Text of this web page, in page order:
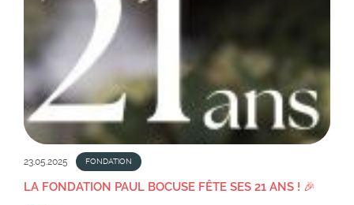
23.05.2025 FONDATION
LA FONDATION PAUL BOCUSE FÊTE SES 21 ANS ! 🎉